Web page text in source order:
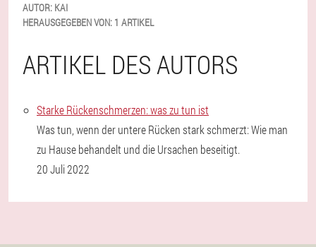
AUTOR: KAI
HERAUSGEGEBEN VON: 1 ARTIKEL
ARTIKEL DES AUTORS
Starke Rückenschmerzen: was zu tun ist
Was tun, wenn der untere Rücken stark schmerzt: Wie man
zu Hause behandelt und die Ursachen beseitigt.
20 Juli 2022